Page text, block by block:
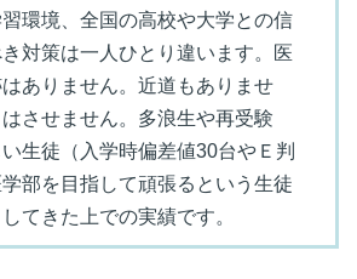
環境、全国の高校や大学との信
対策は一人ひとり違います。医
ありません。近道もありませ
させません。多浪生や再受験
生徒（入学時偏差値30台やＥ判
部を目指して頑張るという生徒
てきた上での実績です。